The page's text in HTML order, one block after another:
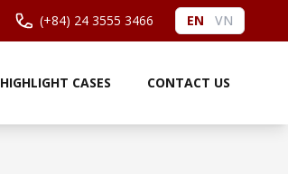
(+84) 24 3555 3466 EN VN
HIGHLIGHT CASES CONTACT US